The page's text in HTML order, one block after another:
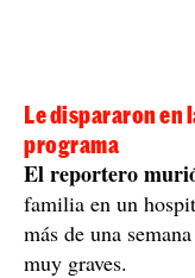
Le dispararon en
programa
El reportero
familia en un
más de una
muy graves.